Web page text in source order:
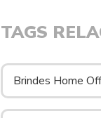
TAGS
Brindes Home